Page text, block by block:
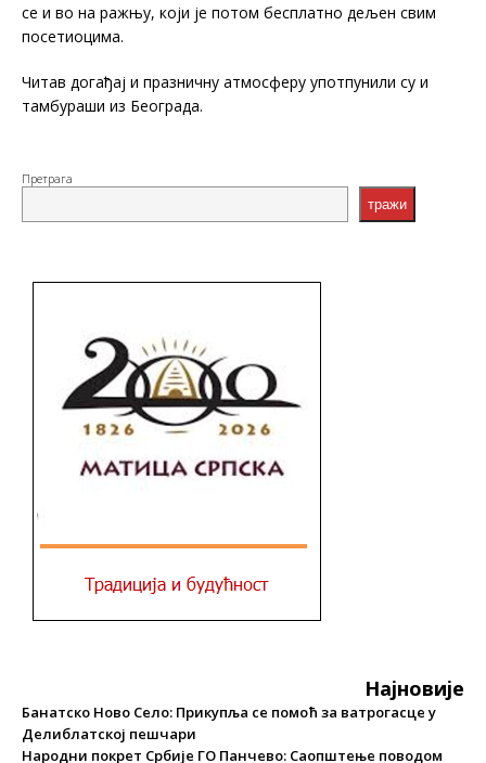
се и во на ражњу, који је потом бесплатно дељен свим
посетиоцима.
Читав догађај и празничну атмосферу употпунили су и
тамбураши из Београда.
Претрага
тражи
Најновије
Банатско Ново Село: Прикупља се помоћ за ватрогасце у
Делиблатској пешчари
Народни покрет Србије ГО Панчево: Саопштење поводом